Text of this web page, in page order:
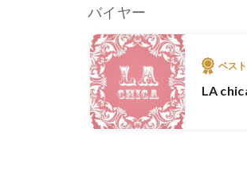
バイヤー
ベス
LA